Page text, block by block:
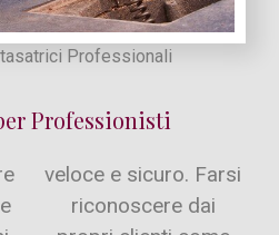
Professionisti
veloce e sicuro. Farsi
dai
Professionali